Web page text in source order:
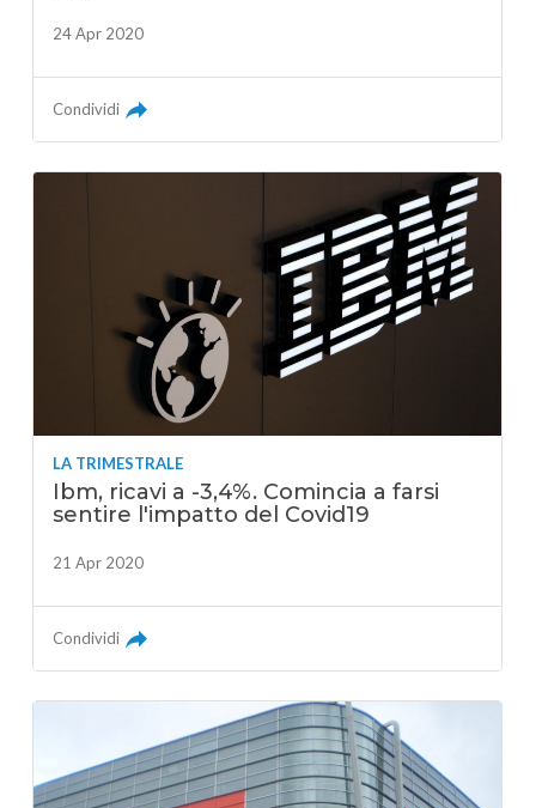
24 Apr 2020
Condividi
LA TRIMESTRALE
Ibm, ricavi a -3,4%. Comincia a farsi
sentire l'impatto del Covid19
21 Apr 2020
Condividi